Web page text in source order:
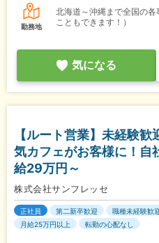
勤務地
北海道～沖縄まで全国の
こともできます！）
気になる
【ルート営業】未経験
気カフェがお客様に！自
給29万円～
株式会社サンフレッセ
正社員 第二新卒歓迎 職種未経験歓
月給25万円以上
転勤の心配なし